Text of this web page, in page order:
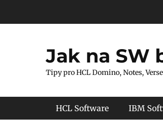
Jak na SW
Tipy pro HCL Domino, Notes,
Hlavní menu
HCL Software IBM